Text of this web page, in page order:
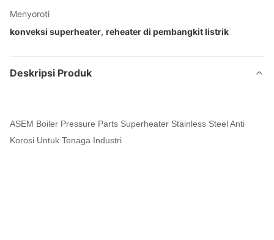
Menyoroti
konveksi superheater, reheater di pembangkit listrik
Deskripsi Produk
ASEM Boiler Pressure Parts Superheater Stainless Steel Anti
Korosi Untuk Tenaga Industri